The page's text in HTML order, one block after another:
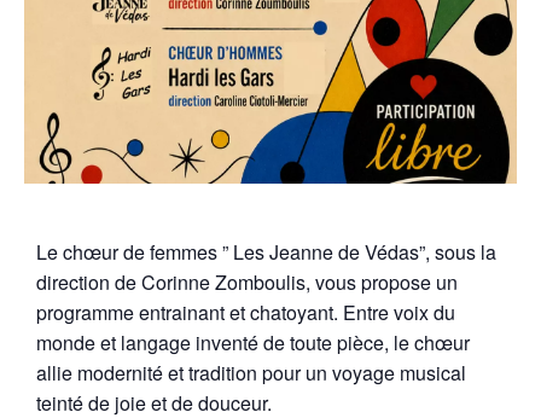
Le chœur de femmes ” Les Jeanne de Védas”, sous la
direction de Corinne Zomboulis, vous propose un
programme entrainant et chatoyant. Entre voix du
monde et langage inventé de toute pièce, le chœur
allie modernité et tradition pour un voyage musical
teinté de joie et de douceur.